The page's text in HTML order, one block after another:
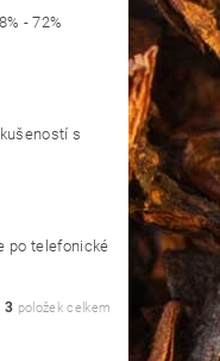
- 72%
s
po telefonické
3 položek celkem